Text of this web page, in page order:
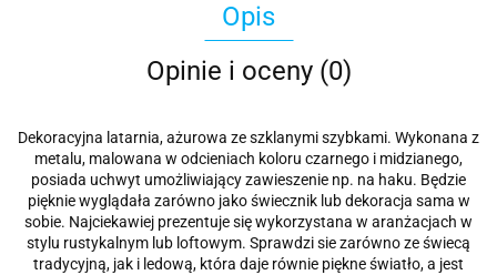
Opis
Opinie i oceny (0)
Dekoracyjna latarnia, ażurowa ze szklanymi szybkami. Wykonana z
metalu, malowana w odcieniach koloru czarnego i midzianego,
posiada uchwyt umożliwiający zawieszenie np. na haku. Będzie
pięknie wyglądała zarówno jako świecznik lub dekoracja sama w
sobie. Najciekawiej prezentuje się wykorzystana w aranżacjach w
stylu rustykalnym lub loftowym. Sprawdzi sie zarówno ze świecą
tradycyjną, jak i ledową, która daje równie piękne światło, a jest